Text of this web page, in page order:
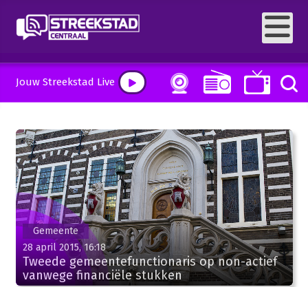
Jouw Streekstad Live
Gemeente
28 april 2015, 16:18
Tweede gemeentefunctionaris op non-actief
vanwege financiële stukken